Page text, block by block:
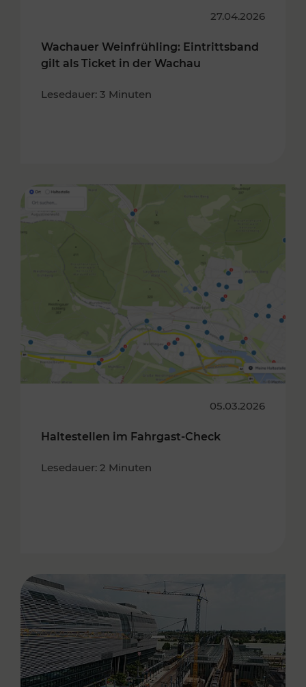
27.04.2026
Wachauer Weinfrühling: Eintrittsband
gilt als Ticket in der Wachau
Lesedauer: 3 Minuten
05.03.2026
Haltestellen im Fahrgast-Check
Lesedauer: 2 Minuten